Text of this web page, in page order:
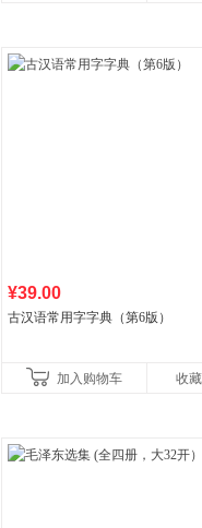
¥39.00
古汉语常用字字典（第6版）
加入购物车 收藏